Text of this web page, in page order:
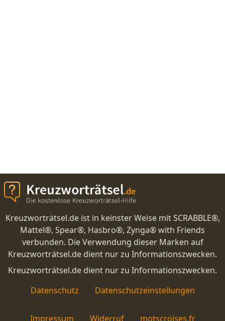
Kreuzworträtsel.de ist in keinster Weise mit SCRABBLE®,
Mattel®, Spear®, Hasbro®, Zynga® with Friends
verbunden. Die Verwendung dieser Marken auf
Kreuzworträtsel.de dient nur zu Informationszwecken.
Kreuzworträtsel.de dient nur zu Informationszwecken.
Datenschutz
Datenschutzeinstellungen
Impressum Widerruf motscroises.fr